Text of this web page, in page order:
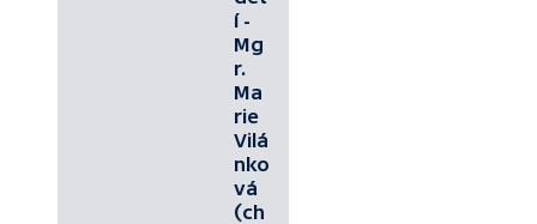
í -
Mg
r.
Ma
rie
Vilá
nko
vá
(ch